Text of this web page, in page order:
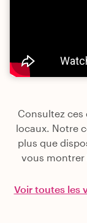
Consultez
locaux. Notre
plus que
vous montrer
Voir toutes les